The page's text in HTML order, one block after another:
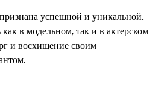
успешной и уникальной.
в модельном, так и в актерском
и восхищение своим